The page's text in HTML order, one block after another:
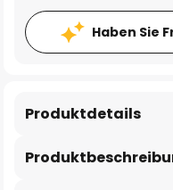
Haben Sie
Produktdetails